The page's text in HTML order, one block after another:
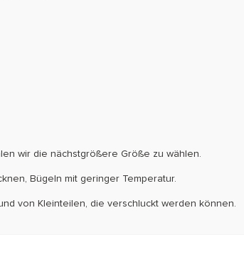
wir die nächstgrößere Größe zu wählen.
Bügeln mit geringer Temperatur.
von Kleinteilen, die verschluckt werden können.